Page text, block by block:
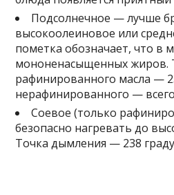
Подсолнечное — лучше
высокоолеиновое или
пометка обозначает, что в
мононенасыщенных жиров.
рафинированного масла —
нерафинированного —
Соевое (только
безопасно нагревать до
Точка дымления — 238